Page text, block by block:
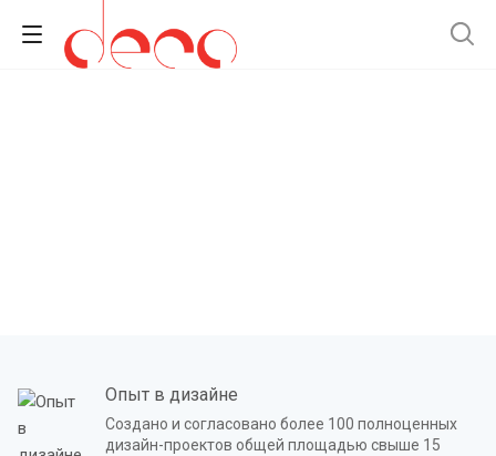
Опыт в дизайне
Создано и согласовано более 100 полноценных
дизайн-проектов общей площадью свыше 15